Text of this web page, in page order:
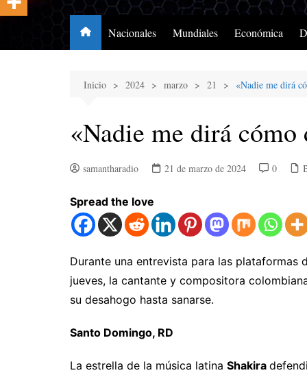
Nacionales Mundiales Económica
Inicio 2024 marzo 21 «Nadie me dirá
«Nadie me dirá
samantharadio 21 de marzo de 2024 0
Spread the love
​Durante una entrevista para las plataformas
jueves, la cantante y compositora
su desahogo hasta sanarse.
Santo Domingo, RD
La estrella de la música latina Shakira